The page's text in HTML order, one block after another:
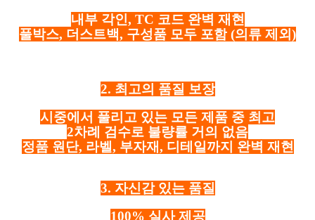
내부 각인, TC 코드 완벽 재현
풀박스, 더스트백, 구성품 모두 포함 (의류 제외)
2. 최고의 품질 보장
시중에서 풀리고 있는 모든 제품 중 최고
2차례 검수로 불량률 거의 없음
정품 원단, 라벨, 부자재, 디테일까지 완벽 재현
3. 자신감 있는 품질
100% 실사 제공